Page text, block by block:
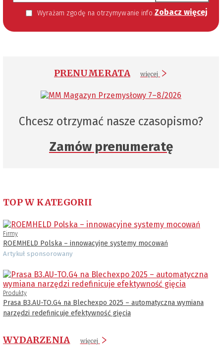
Wyrażam zgodę na otrzymywanie informacji handlowej kierowanej do mnie za pomocą środków komunikacji elektronicznej w szczególności poczty elektronicznej zgodnie z przepisem art. 10 ust 2 ustawy z dnia 18 lipca 2002 roku o świadczeniu usług drogą elektroniczną (Dz. U. 144 z 2002 r. poz. 1204). Zgoda jest dobrowolna, jednak jej wyrażenie jest konieczne, aby otrzymywać newsletter. Zobacz więcej
PRENUMERATA więcej
Chcesz otrzymać nasze czasopismo?
Zamów prenumeratę
TOP W KATEGORII
Firmy
ROEMHELD Polska – innowacyjne systemy mocowań
Artykuł sponsorowany
Produkty
Prasa B3.AU-TO.G4 na Blechexpo 2025 – automatyczna wymiana
narzędzi redefinicuje efektywność gięcia
WYDARZENIA więcej